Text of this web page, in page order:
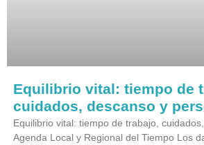
Equilibrio vital: tiempo de
cuidados, descanso y
Equilibrio vital: tiempo de trabajo,
Agenda Local y Regional del Tiempo Los